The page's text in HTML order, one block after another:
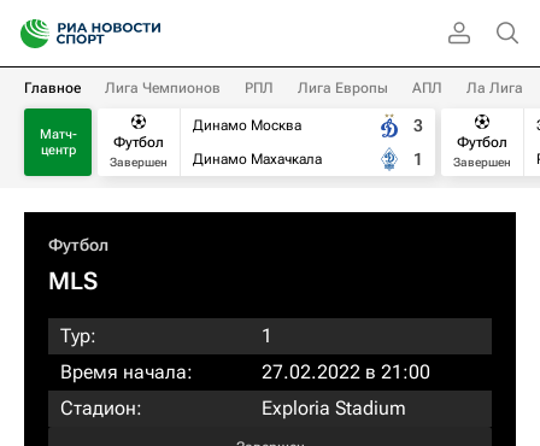
Главное Лига Чемпионов РПЛ Лига Европы АПЛ Ла Лига
Матч-
центр
Футбол
Завершен
Динамо Москва
Динамо Махачкала
3
1
Футбол
Завершен
Футбол
MLS
Тур:
1
Время начала:
27.02.2022 в 21:00
Стадион:
Exploria Stadium